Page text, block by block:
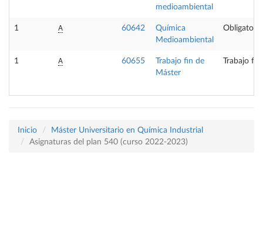
medioambiental
1 A 60642
Química
Medioambiental
Obligatoria
1 A 60655
Trabajo fin de
Máster
Trabajo
Inicio
Máster Universitario en Química Industrial
Asignaturas del plan 540 (curso 2022-2023)